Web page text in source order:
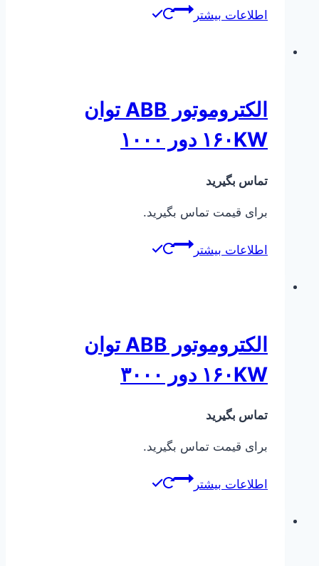
اطلاعات بیشتر
الکتروموتور ABB توان
۱۶۰KW دور ۱۰۰۰
تماس بگیرید
برای قیمت تماس بگیرید.
اطلاعات بیشتر
الکتروموتور ABB توان
۱۶۰KW دور ۳۰۰۰
تماس بگیرید
برای قیمت تماس بگیرید.
اطلاعات بیشتر